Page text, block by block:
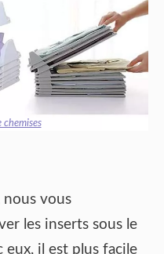
nous vous
les inserts sous le
eux, il est plus facile